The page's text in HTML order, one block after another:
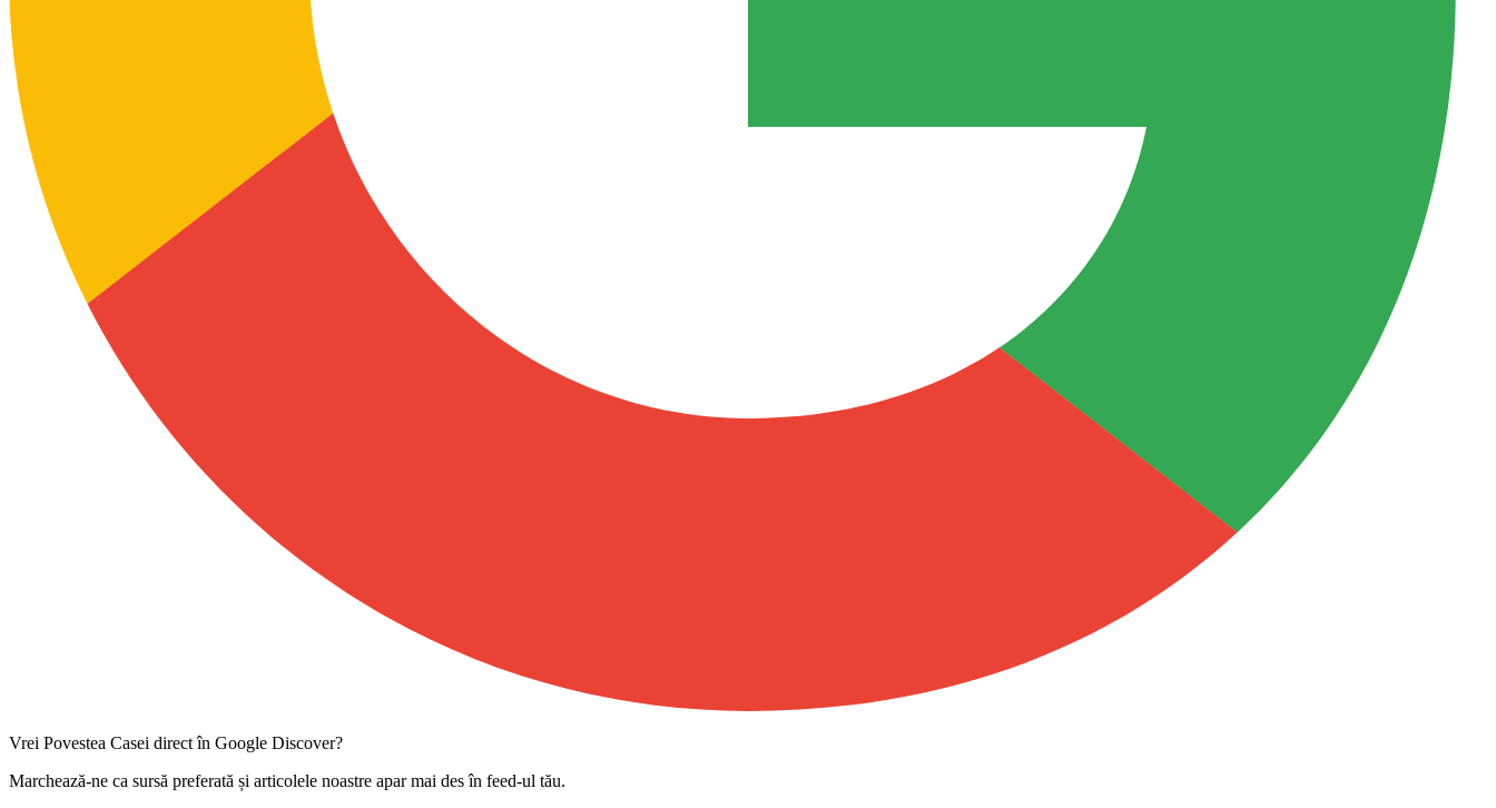
Vrei Povestea Casei direct în Google Discover?
Marchează-ne ca sursă preferată și articolele noastre apar mai des în feed-ul tău.